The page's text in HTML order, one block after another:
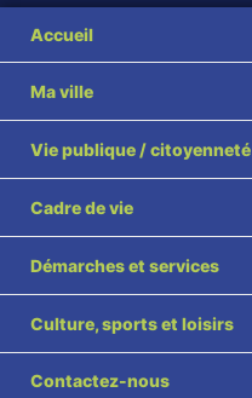
Accueil
Ma ville
Vie publique / citoyenneté
Cadre de vie
Démarches et services
Culture, sports et loisirs
Contactez-nous